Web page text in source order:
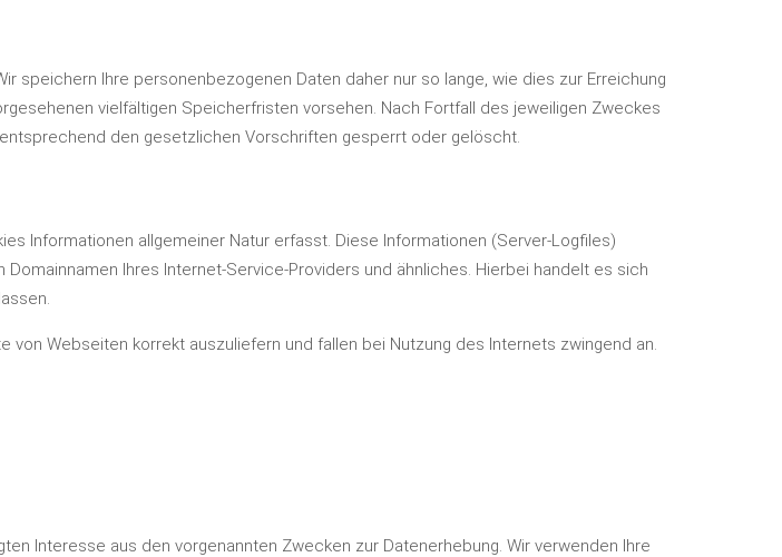
speichern Ihre personenbezogenen Daten daher nur so lange, wie dies zur Erreichung
vielfältigen Speicherfristen vorsehen. Nach Fortfall des jeweiligen Zweckes
den gesetzlichen Vorschriften gesperrt oder gelöscht.
Informationen allgemeiner Natur erfasst. Diese Informationen (Server-Logfiles)
Ihres Internet-Service-Providers und ähnliches. Hierbei handelt es sich
Webseiten korrekt auszuliefern und fallen bei Nutzung des Internets zwingend an.
Interesse aus den vorgenannten Zwecken zur Datenerhebung. Wir verwenden Ihre